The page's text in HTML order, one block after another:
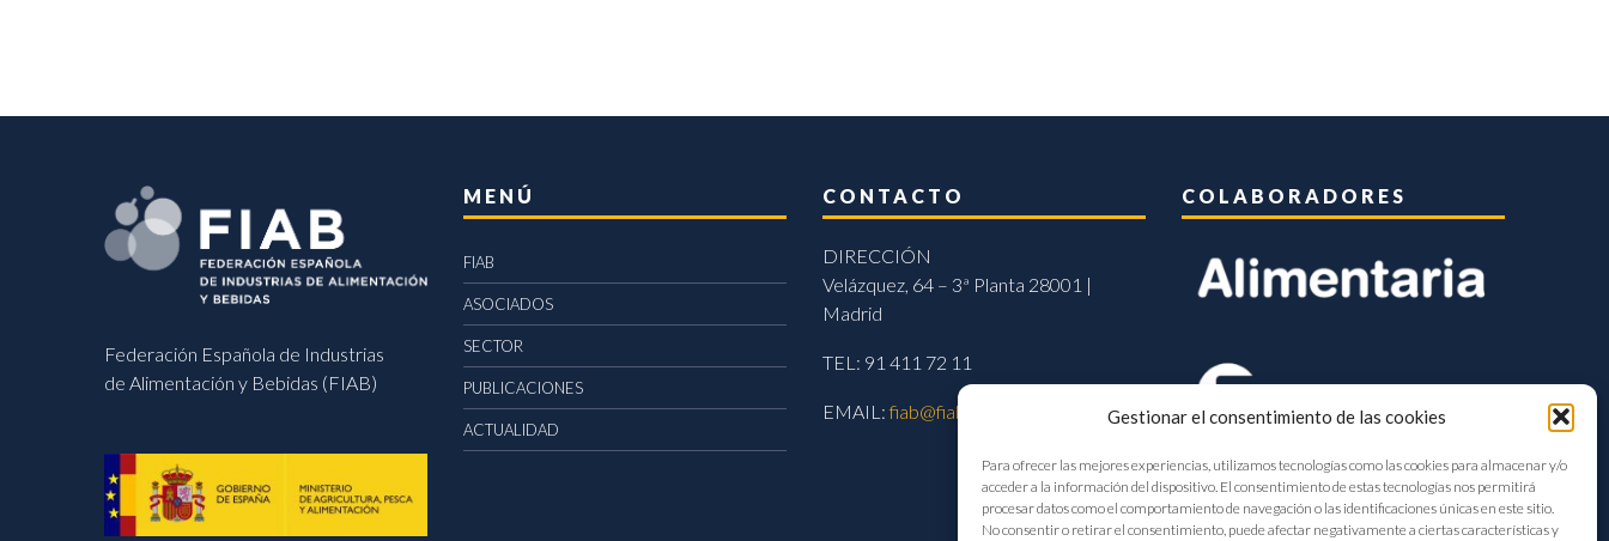
Gestionar el consentimiento de las cookies
Para ofrecer las mejores experiencias, utilizamos tecnologías como las cookies para almacenar y/o
acceder a la información del dispositivo. El consentimiento de estas tecnologías nos permitirá
procesar datos como el comportamiento de navegación o las identificaciones únicas en este sitio.
No consentir o retirar el consentimiento, puede afectar negativamente a ciertas características y
Federación Española de Industrias
de Alimentación y Bebidas (FIAB)
MENÚ
FIAB
ASOCIADOS
SECTOR
PUBLICACIONES
ACTUALIDAD
CONTACTO
DIRECCIÓN
Velázquez, 64 – 3ª Planta 28001 |
Madrid
TEL: 91 411 72 11
EMAIL:fiab@fiab.es
COLABORADORES